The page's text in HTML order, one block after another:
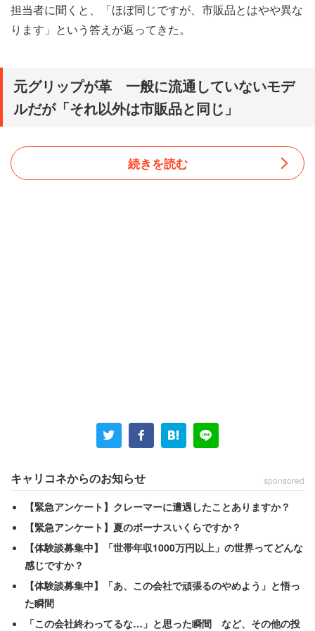
担当者に聞くと、「ほぼ同じですが、市販品とはやや異な
ります」という答えが返ってきた。
元グリップが革 一般に流通していないモデ
ルだが「それ以外は市販品と同じ」
市販されているEZONE98の画像。グリップ部分は革ではない。
続きを読む
キャリコネからのお知らせ sponsored
【緊急アンケート】クレーマーに遭遇したことありますか？
【緊急アンケート】夏のボーナスいくらですか？
【体験談募集中】「世帯年収1000万円以上」の世界ってどんな
感じですか？
【体験談募集中】「あ、この会社で頑張るのやめよう」と悟っ
た瞬間
「この会社終わってるな…」と思った瞬間 など、その他の投